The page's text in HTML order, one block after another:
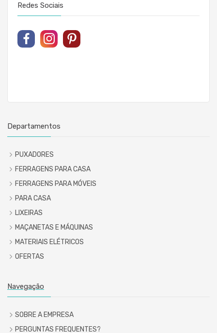
Redes Sociais
Departamentos
PUXADORES
FERRAGENS PARA CASA
FERRAGENS PARA MÓVEIS
PARA CASA
LIXEIRAS
MAÇANETAS E MÁQUINAS
MATERIAIS ELÉTRICOS
OFERTAS
Navegação
SOBRE A EMPRESA
PERGUNTAS FREQUENTES?